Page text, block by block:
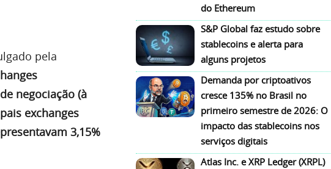
pela
negociação (à
exchanges
3,15%
do Ethereum
S&P Global faz estudo sobre
stablecoins e alerta para
alguns projetos
Demanda por criptoativos
cresce 135% no Brasil no
primeiro semestre de 2026: O
impacto das stablecoins nos
serviços digitais
Atlas Inc. e XRP Ledger (XRPL)